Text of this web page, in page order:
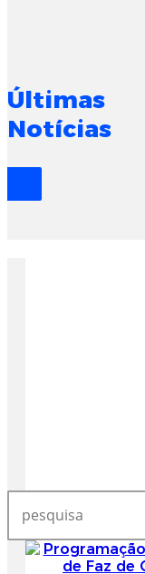
Últimas
Notícias